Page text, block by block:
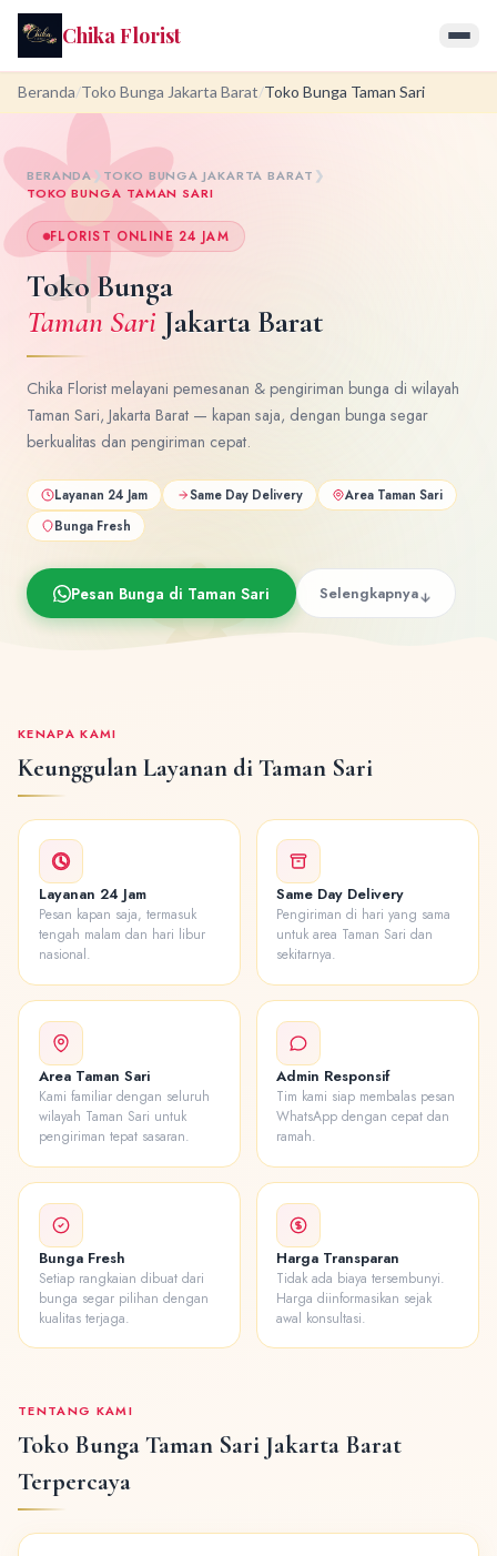
Chika Florist
Beranda/Toko Bunga Jakarta Barat/Toko Bunga Taman Sari
BERANDA❯TOKO BUNGA JAKARTA BARAT ❯
TOKO BUNGA TAMAN SARI
FLORIST ONLINE 24 JAM
Toko Bunga
Taman Sari Jakarta Barat
Chika Florist melayani pemesanan & pengiriman bunga di wilayah
Taman Sari, Jakarta Barat — kapan saja, dengan bunga segar
berkualitas dan pengiriman cepat.
Layanan 24 Jam Same Day Delivery
Area Taman Sari
Bunga Fresh
Pesan Bunga di Taman Sari Selengkapnya
KENAPA KAMI
Keunggulan Layanan di Taman Sari
Layanan 24 Jam
Pesan kapan saja, termasuk
tengah malam dan hari libur
nasional.
Same Day Delivery
Pengiriman di hari yang sama
untuk area Taman Sari dan
sekitarnya.
Area Taman Sari
Kami familiar dengan seluruh
wilayah Taman Sari untuk
pengiriman tepat sasaran.
Admin Responsif
Tim kami siap membalas pesan
WhatsApp dengan cepat dan
ramah.
Bunga Fresh
Setiap rangkaian dibuat dari
bunga segar pilihan dengan
kualitas terjaga.
Harga Transparan
Tidak ada biaya tersembunyi.
Harga diinformasikan sejak
awal konsultasi.
TENTANG KAMI
Toko Bunga Taman Sari Jakarta Barat
Terpercaya